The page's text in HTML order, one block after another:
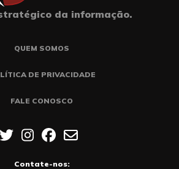
da informação.
QUEM SOMOS
DE PRIVACIDADE
FALE CONOSCO
Contate-nos: